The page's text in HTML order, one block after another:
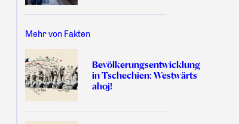
Mehr von Fakten
Bevölkerungsentwicklung
in Tschechien: Westwärts
ahoj!